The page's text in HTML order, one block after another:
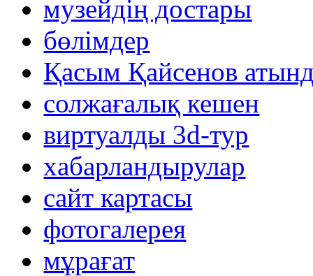
музейдің достары
бөлімдер
Қасым Қайсенов
солжағалық кешен
виртуалды 3d-тур
xабарландырулар
сайт картасы
фотогалерея
мұрағат